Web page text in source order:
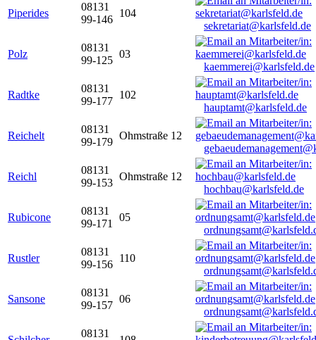
Piperides
08131
99-146
104
sekretariat@karlsfeld.de
Polz
08131
99-125
03
kaemmerei@karlsfeld.de
Radtke
08131
99-177
102
hauptamt@karlsfeld.de
Reichelt
08131
99-179
Ohmstraße 12
Reichl
08131
99-153
Ohmstraße 12
hochbau@karlsfeld.de
Rubicone
08131
99-171
05
Rustler
08131
99-156
110
Sansone
08131
99-157
06
08131